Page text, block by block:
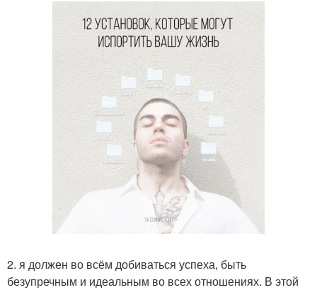
2. я должен во всём добиваться успеха, быть
безупречным и идеальным во всех отношениях. В этой